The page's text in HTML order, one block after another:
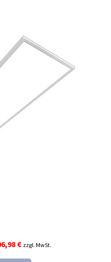
€Aktueller
Preis
zzgl. MwSt.